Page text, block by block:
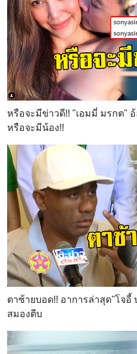
หรือจะมีข่าวดี!! "เอมมี่ มรกต"
หรือจะมีน้อง!!
ตาซ้ายบอด!! อาการล่าสุด"โจอี้
สมองตีบ